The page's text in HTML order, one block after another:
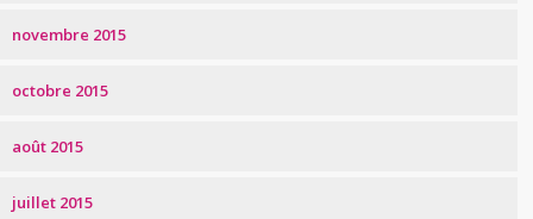
novembre 2015
octobre 2015
août 2015
juillet 2015